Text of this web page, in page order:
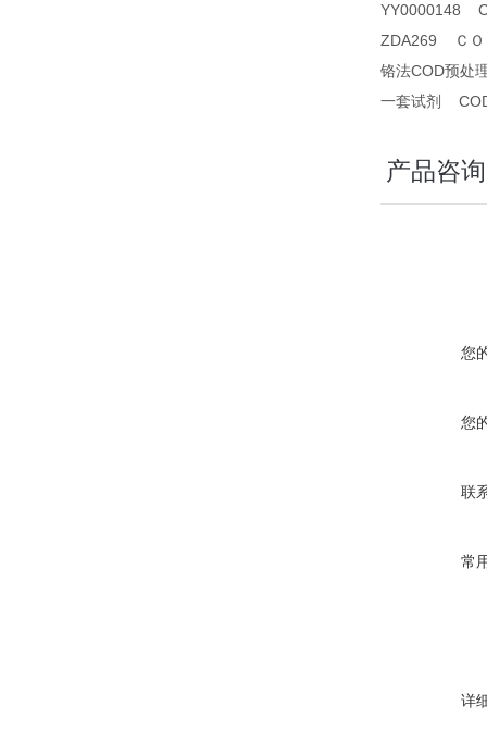
YY0000148
ZDA269 ＣＯ
铬法COD预处
一套试剂
产品咨询
您
您
联
常
详